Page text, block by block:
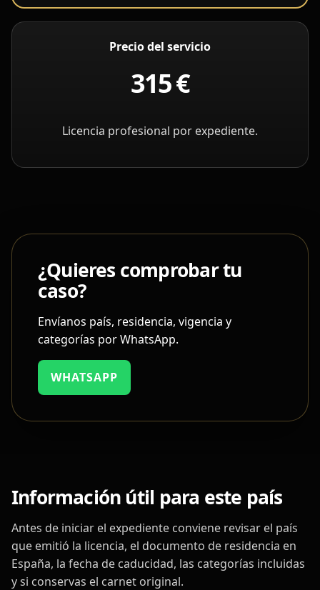
Precio del servicio
315 €
Licencia profesional por expediente.
¿Quieres comprobar tu
caso?
Envíanos país, residencia, vigencia y
categorías por WhatsApp.
WHATSAPP
Información útil para este país
Antes de iniciar el expediente conviene revisar el país
que emitió la licencia, el documento de residencia en
España, la fecha de caducidad, las categorías incluidas
y si conservas el carnet original.